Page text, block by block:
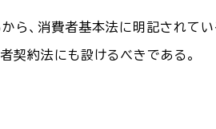
ら、消費者基本法に明記されて
契約法にも設けるべきである。